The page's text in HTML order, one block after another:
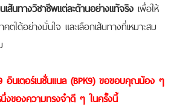
เส้นทางวิชาชีพแต่ละด้านอย่างแท้จริง เพื่อให้
ได้อย่างมั่นใจ และเลือกเส้นทางที่เหมาะสม
อินเตอร์เนชั่นแนล (BPK9) ขอขอบคุณน้อง ๆ
งของความทรงจำดี ๆ ในครั้งนี้